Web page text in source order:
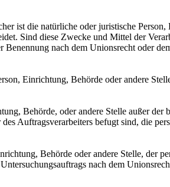
ist die natürliche oder juristische
Sind diese Zwecke und Mittel der
nach dem Unionsrecht oder
Einrichtung, Behörde oder andere
Behörde, oder andere Stelle außer
Auftragsverarbeiters befugt sind, die
Behörde oder andere Stelle, der
nach dem